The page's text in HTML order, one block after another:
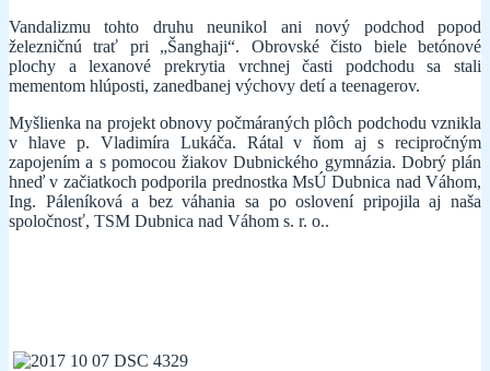
Vandalizmu tohto druhu neunikol ani nový podchod popod
železničnú trať pri „Šanghaji“. Obrovské čisto biele betónové
plochy a lexanové prekrytia vrchnej časti podchodu sa stali
mementom hlúposti, zanedbanej výchovy detí a teenagerov.
Myšlienka na projekt obnovy počmáraných plôch podchodu vznikla
v hlave p. Vladimíra Lukáča. Rátal v ňom aj s recipročným
zapojením a s pomocou žiakov Dubnického gymnázia. Dobrý plán
hneď v začiatkoch podporila prednostka MsÚ Dubnica nad Váhom,
Ing. Páleníková a bez váhania sa po oslovení pripojila aj naša
spoločnosť, TSM Dubnica nad Váhom s. r. o..